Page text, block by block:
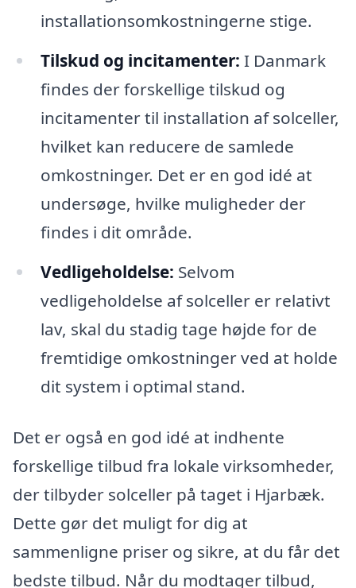
installationsomkostningerne stige.
Tilskud og incitamenter: I Danmark
findes der forskellige tilskud og
incitamenter til installation af solceller,
hvilket kan reducere de samlede
omkostninger. Det er en god idé at
undersøge, hvilke muligheder der
findes i dit område.
Vedligeholdelse: Selvom
vedligeholdelse af solceller er relativt
lav, skal du stadig tage højde for de
fremtidige omkostninger ved at holde
dit system i optimal stand.
Det er også en god idé at indhente
forskellige tilbud fra lokale virksomheder,
der tilbyder solceller på taget i Hjarbæk.
Dette gør det muligt for dig at
sammenligne priser og sikre, at du får det
bedste tilbud. Når du modtager tilbud,